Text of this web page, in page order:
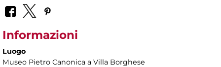
Informazioni
Luogo
Museo Pietro Canonica a Villa Borghese